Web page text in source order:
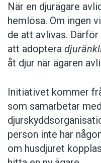
När en djurägare
hemlösa. Om ingen
de att avlivas.
att adoptera
åt djur när ägaren
Initiativet kommer
som samarbetar
person inte har
om husdjuret